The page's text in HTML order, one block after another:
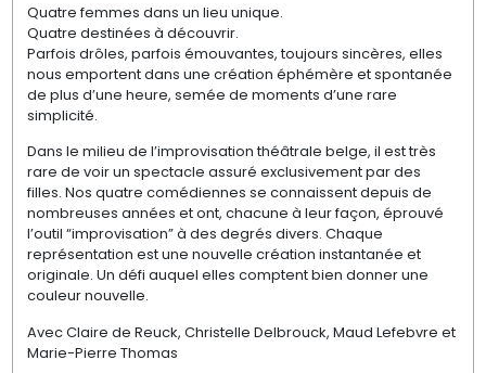
Quatre femmes dans un lieu unique.
Quatre destinées à découvrir.
Parfois drôles, parfois émouvantes, toujours sincères, elles
nous emportent dans une création éphémère et spontanée
de plus d’une heure, semée de moments d’une rare
simplicité.
Dans le milieu de l’improvisation théâtrale belge, il est très
rare de voir un spectacle assuré exclusivement par des
filles. Nos quatre comédiennes se connaissent depuis de
nombreuses années et ont, chacune à leur façon, éprouvé
l’outil “improvisation” à des degrés divers. Chaque
représentation est une nouvelle création instantanée et
originale. Un défi auquel elles comptent bien donner une
couleur nouvelle.
Avec Claire de Reuck, Christelle Delbrouck, Maud Lefebvre et
Marie-Pierre Thomas